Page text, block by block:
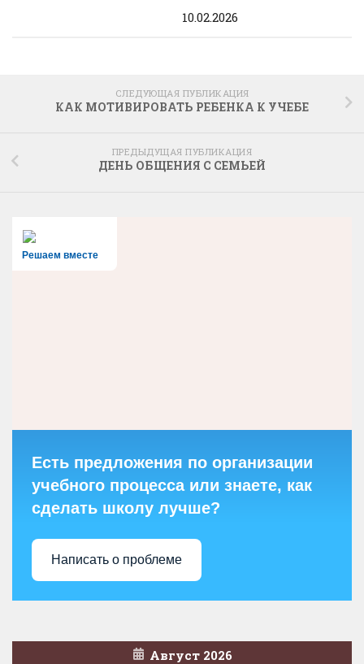
10.02.2026
СЛЕДУЮЩАЯ ПУБЛИКАЦИЯ
КАК МОТИВИРОВАТЬ РЕБЕНКА К УЧЕБЕ
ПРЕДЫДУЩАЯ ПУБЛИКАЦИЯ
ДЕНЬ ОБЩЕНИЯ С СЕМЬЕЙ
Решаем вместе
Есть предложения по организации
учебного процесса или знаете, как
сделать школу лучше?
Написать о проблеме
Август 2026